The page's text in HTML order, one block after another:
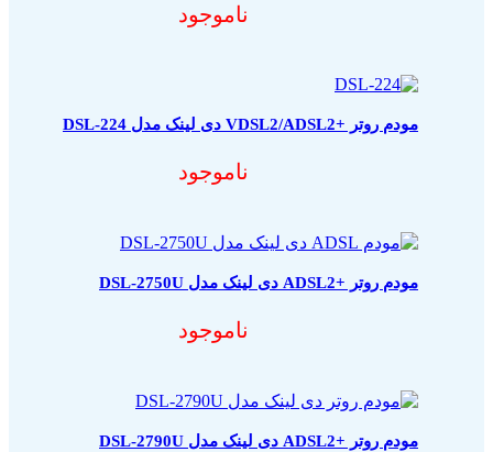
ناموجود
مودم روتر +VDSL2/ADSL2 دی لینک مدل DSL-224
ناموجود
مودم روتر +ADSL2 دی لینک مدل DSL-2750U
ناموجود
مودم روتر +ADSL2 دی لینک مدل DSL-2790U